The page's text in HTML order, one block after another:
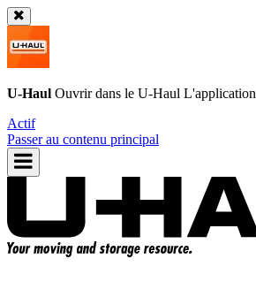
U-Haul Ouvrir dans le U-Haul L'application
Actif
Passer au contenu principal